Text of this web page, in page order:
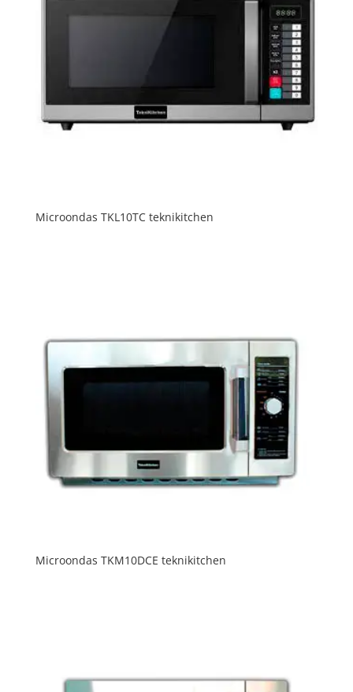
Microondas TKL10TC teknikitchen
Microondas TKM10DCE teknikitchen